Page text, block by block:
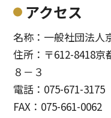
アクセス
名称：一般社団法人
住所：〒612-8418京
８－３
電話：075-671-3175
FAX：075-661-0062